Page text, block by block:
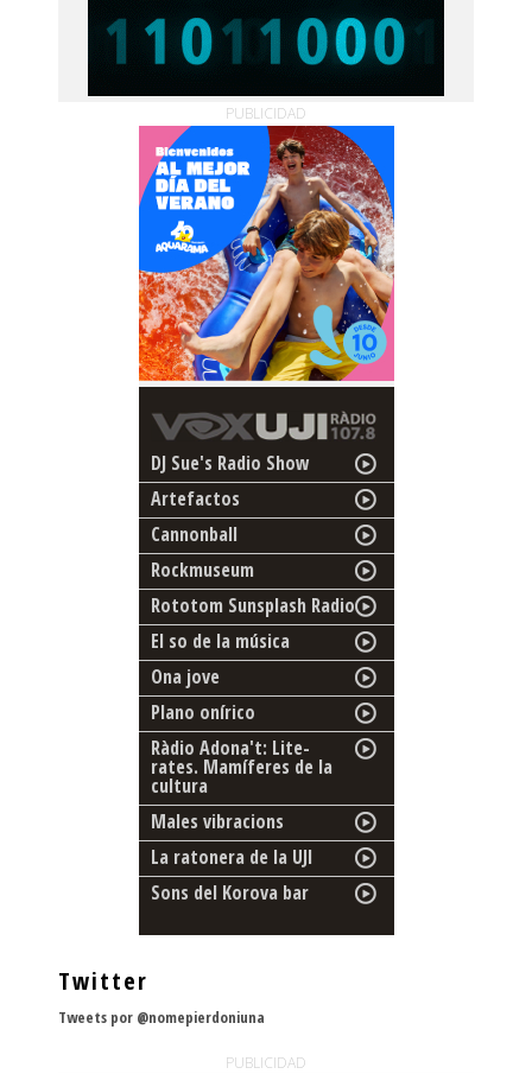
PUBLICIDAD
DJ Sue's Radio Show
Artefactos
Cannonball
Rockmuseum
Rototom Sunsplash Radio
El so de la música
Ona jove
Plano onírico
Ràdio Adona't: Lite-
rates. Mamíferes de la
cultura
Males vibracions
La ratonera de la UJI
Sons del Korova bar
Twitter
Tweets por @nomepierdoniuna
PUBLICIDAD